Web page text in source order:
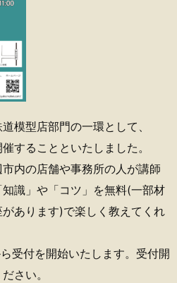
模型店部門の一環として、
することといたしました。
市内の店舗や事務所の人が講師
識」や「コツ」を無料(一部材
あります)で楽しく教えてくれ
受付を開始いたします。受付開
さい。